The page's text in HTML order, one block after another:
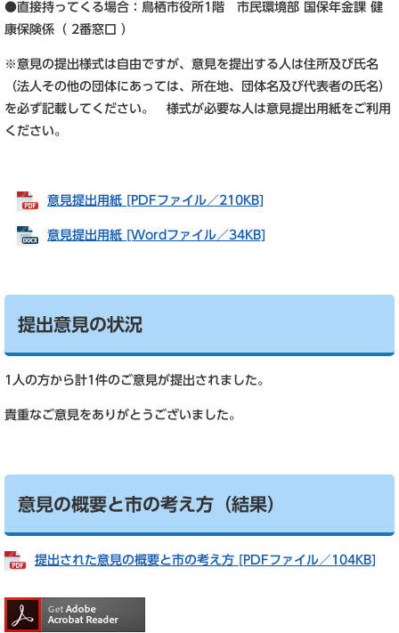
●直接持ってくる場合：鳥栖市役所1階 市民環境部 国保年金課 健
康保険係（ 2番窓口 ）
※意見の提出様式は自由ですが、意見を提出する人は住所及び氏名
（法人その他の団体にあっては、所在地、団体名及び代表者の氏名）
を必ず記載してください。 様式が必要な人は意見提出用紙をご利用
ください。
意見提出用紙 [PDFファイル／210KB]
意見提出用紙 [Wordファイル／34KB]
提出意見の状況
1人の方から計1件のご意見が提出されました。
貴重なご意見をありがとうございました。
意見の概要と市の考え方（結果）
提出された意見の概要と市の考え方 [PDFファイル／104KB]